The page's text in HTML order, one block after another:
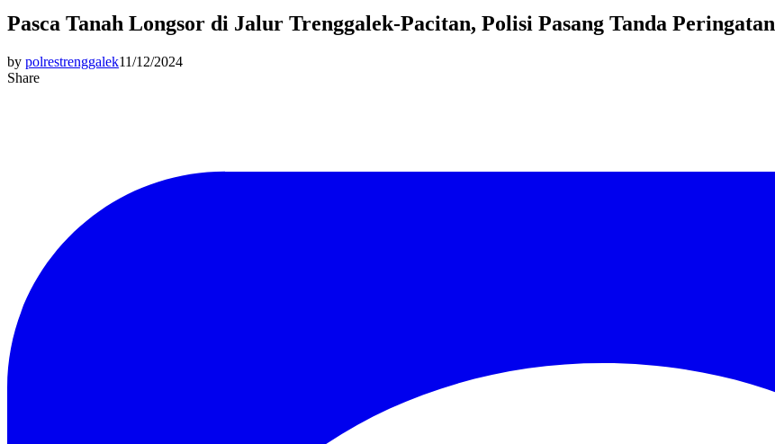
Pasca Tanah Longsor di Jalur Trenggalek-Pacitan, Polisi Pasang Tanda Peringatan
by polrestrenggalek11/12/2024
Share